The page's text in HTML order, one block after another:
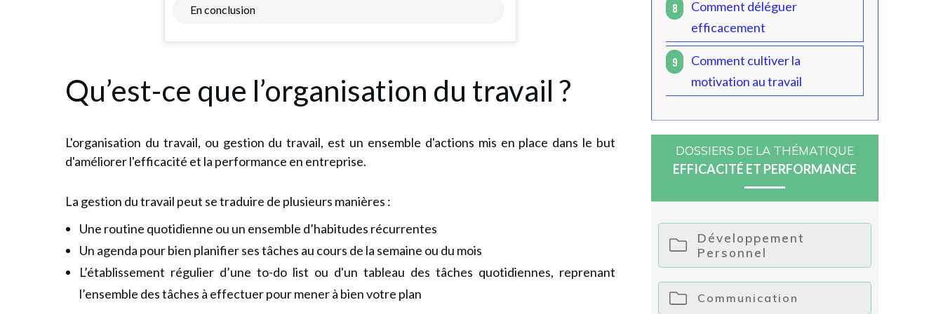
En conclusion
Qu’est-ce que l’organisation du travail ?
L'organisation du travail, ou gestion du travail, est un ensemble d'actions mis en place dans le but
d'améliorer l'efficacité et la performance en entreprise.
La gestion du travail peut se traduire de plusieurs manières :
Une routine quotidienne ou un ensemble d’habitudes récurrentes
Un agenda pour bien planifier ses tâches au cours de la semaine ou du mois
L’établissement régulier d’une to-do list ou d'un tableau des tâches quotidiennes, reprenant
l’ensemble des tâches à effectuer pour mener à bien votre plan
8
Comment déléguer
efficacement
9
Comment cultiver la
motivation au travail
DOSSIERS DE LA THÉMATIQUE
EFFICACITÉ ET PERFORMANCE
Développement
Personnel
Communication